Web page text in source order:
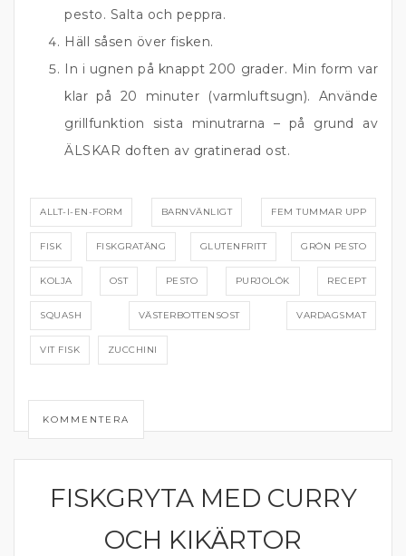
pesto. Salta och peppra.
Häll såsen över fisken.
In i ugnen på knappt 200 grader. Min form var
klar på 20 minuter (varmluftsugn). Använde
grillfunktion sista minutrarna – på grund av
ÄLSKAR doften av gratinerad ost.
ALLT-I-EN-FORM BARNVÄNLIGT FEM TUMMAR UPP
FISK FISKGRATÄNG GLUTENFRITT GRÖN PESTO
KOLJA OST PESTO PURJOLÖK RECEPT
SQUASH VÄSTERBOTTENSOST VARDAGSMAT
VIT FISK ZUCCHINI
KOMMENTERA
CURRY, NUDLAR OCH WOK
FISKGRYTA MED CURRY
OCH KIKÄRTOR